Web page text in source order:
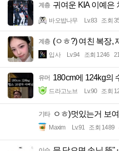
계층 귀여운 KIA 이예은
바오밥나무 Lv.83 조회
계층 (ㅇㅎ?) 여친 복장,
입사 Lv.94 조회 1246
유머 180cm에 124kg의
드라고노브 Lv.90 조회
기타 ㅇㅎ)멋있는거 보
Maxim Lv.91 조회 1489